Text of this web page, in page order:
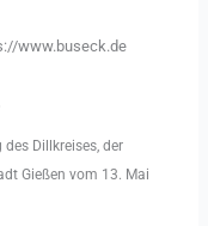
www.buseck.de
Dillkreises, der
Gießen vom 13. Mai